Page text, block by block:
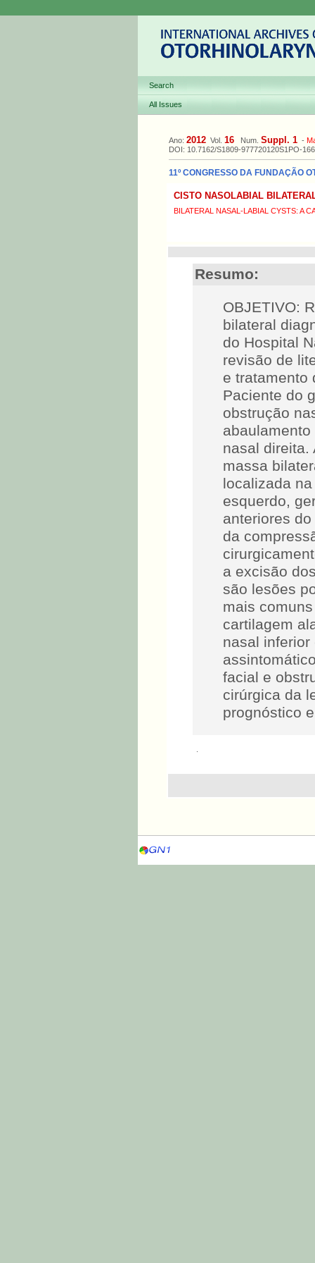
Search
All Issues
Ano: 2012 Vol. 16 Num. Suppl. 1 -
DOI: 10.7162/S1809-977720120S1PO-166
11º CONGRESSO DA FUNDAÇÃO
CISTO NASOLABIAL
BILATERAL NASAL-LABIAL CYSTS: A
Resumo:
OBJETIVO:
bilateral
do Hospital
revisão de
e tratamento
Paciente do
obstrução
nasal direita.
massa
localizada
esquerdo,
anteriores
da
a excisão
são lesões
mais
cartilagem
nasal
facial e
cirúrgica da
prognóstico